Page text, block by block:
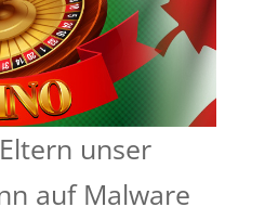
unser
auf Malware